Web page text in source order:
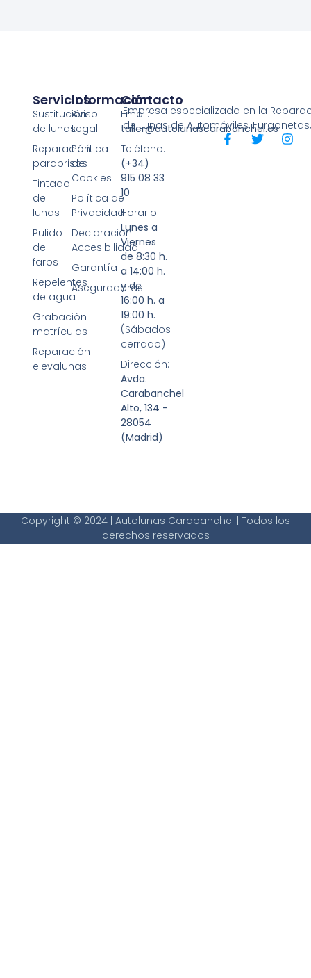
Empresa especializada en la
de Lunas de Automóviles,
Servicios
Sustitución
de lunas
Reparación
parabrisas
Tintado
de
lunas
Pulido
de
faros
Repelentes
de agua
Grabación
matrículas
Reparación
elevalunas
Información
Aviso
Legal
Política
de
Cookies
Política de
Privacidad
Declaración
Accesibilidad
Garantía
Aseguradoras
Contacto
Email:
taller@autolunascarabanchel.es
Teléfono:
(+34)
915 08 33
10
Horario:
Lunes a
Viernes
de 8:30 h.
a 14:00 h.
y de
16:00 h. a
19:00 h.
(Sábados
cerrado)
Dirección:
Avda.
Carabanchel
Alto, 134 -
28054
(Madrid)
Copyright © 2024 | Autolunas Carabanchel | Todos los
derechos reservados